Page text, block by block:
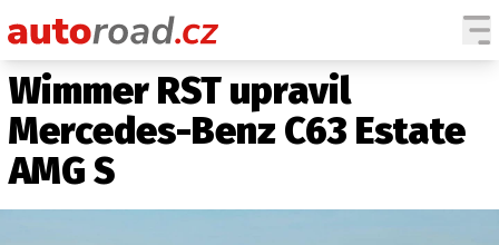
AUTA
TESTY AUT
Wimmer RST upravil
Mercedes-Benz C63 Estate
AMG S